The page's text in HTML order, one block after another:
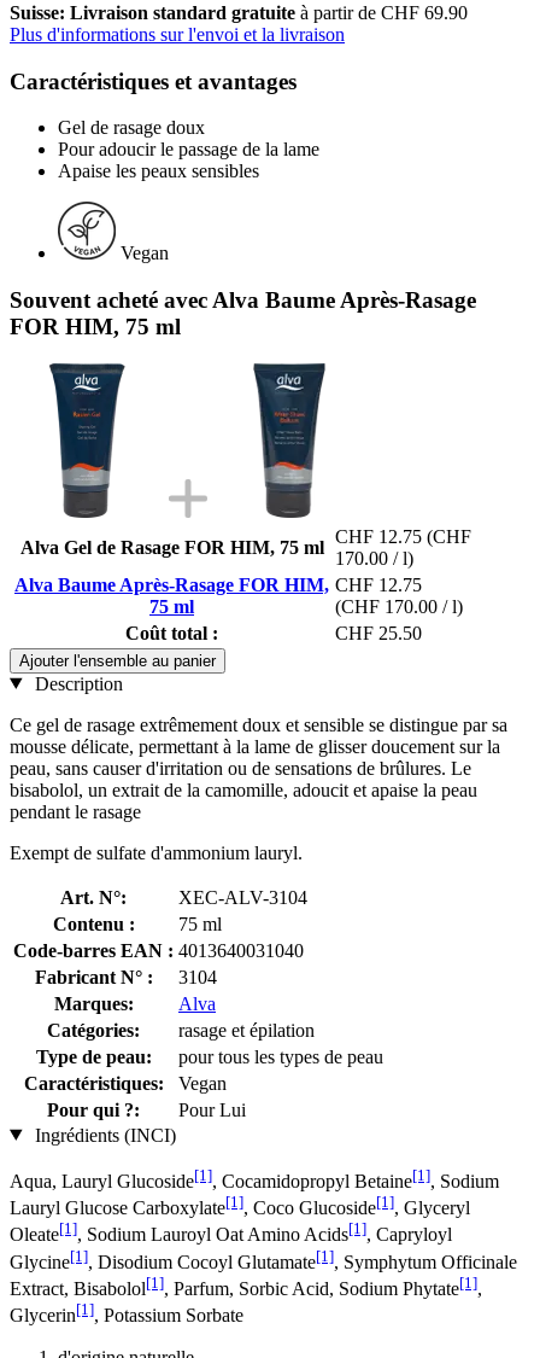
Suisse: Livraison standard gratuite à partir de CHF 69.90
Plus d'informations sur l'envoi et la livraison
Caractéristiques et avantages
Gel de rasage doux
Pour adoucir le passage de la lame
Apaise les peaux sensibles
Vegan
Souvent acheté avec Alva Baume Après-Rasage
FOR HIM, 75 ml
Alva Gel de Rasage FOR HIM, 75 ml
CHF 12.75 (CHF
170.00 / l)
Alva Baume Après-Rasage FOR HIM,
75 ml
CHF 12.75
(CHF 170.00 / l)
Coût total :
CHF 25.50
Ajouter l'ensemble au panier
Description
Ce gel de rasage extrêmement doux et sensible se distingue par sa
mousse délicate, permettant à la lame de glisser doucement sur ​​la
peau, sans causer d'irritation ou de sensations de brûlures. Le
bisabolol, un extrait de la camomille, adoucit et apaise la peau
pendant le rasage
Exempt de sulfate d'ammonium lauryl.
Art. N°:
XEC-ALV-3104
Contenu :
75 ml
Code-barres EAN : 4013640031040
Fabricant N° :
3104
Marques:
Alva
Catégories:
rasage et épilation
Type de peau:
pour tous les types de peau
Caractéristiques:
Vegan
Pour qui ?:
Pour Lui
Ingrédients (INCI)
Aqua, Lauryl Glucoside[1], Cocamidopropyl Betaine[1], Sodium
Lauryl Glucose Carboxylate[1], Coco Glucoside[1], Glyceryl
Oleate[1], Sodium Lauroyl Oat Amino Acids[1], Capryloyl
Glycine[1], Disodium Cocoyl Glutamate[1], Symphytum Officinale
Extract, Bisabolol[1], Parfum, Sorbic Acid, Sodium Phytate[1],
Glycerin[1], Potassium Sorbate